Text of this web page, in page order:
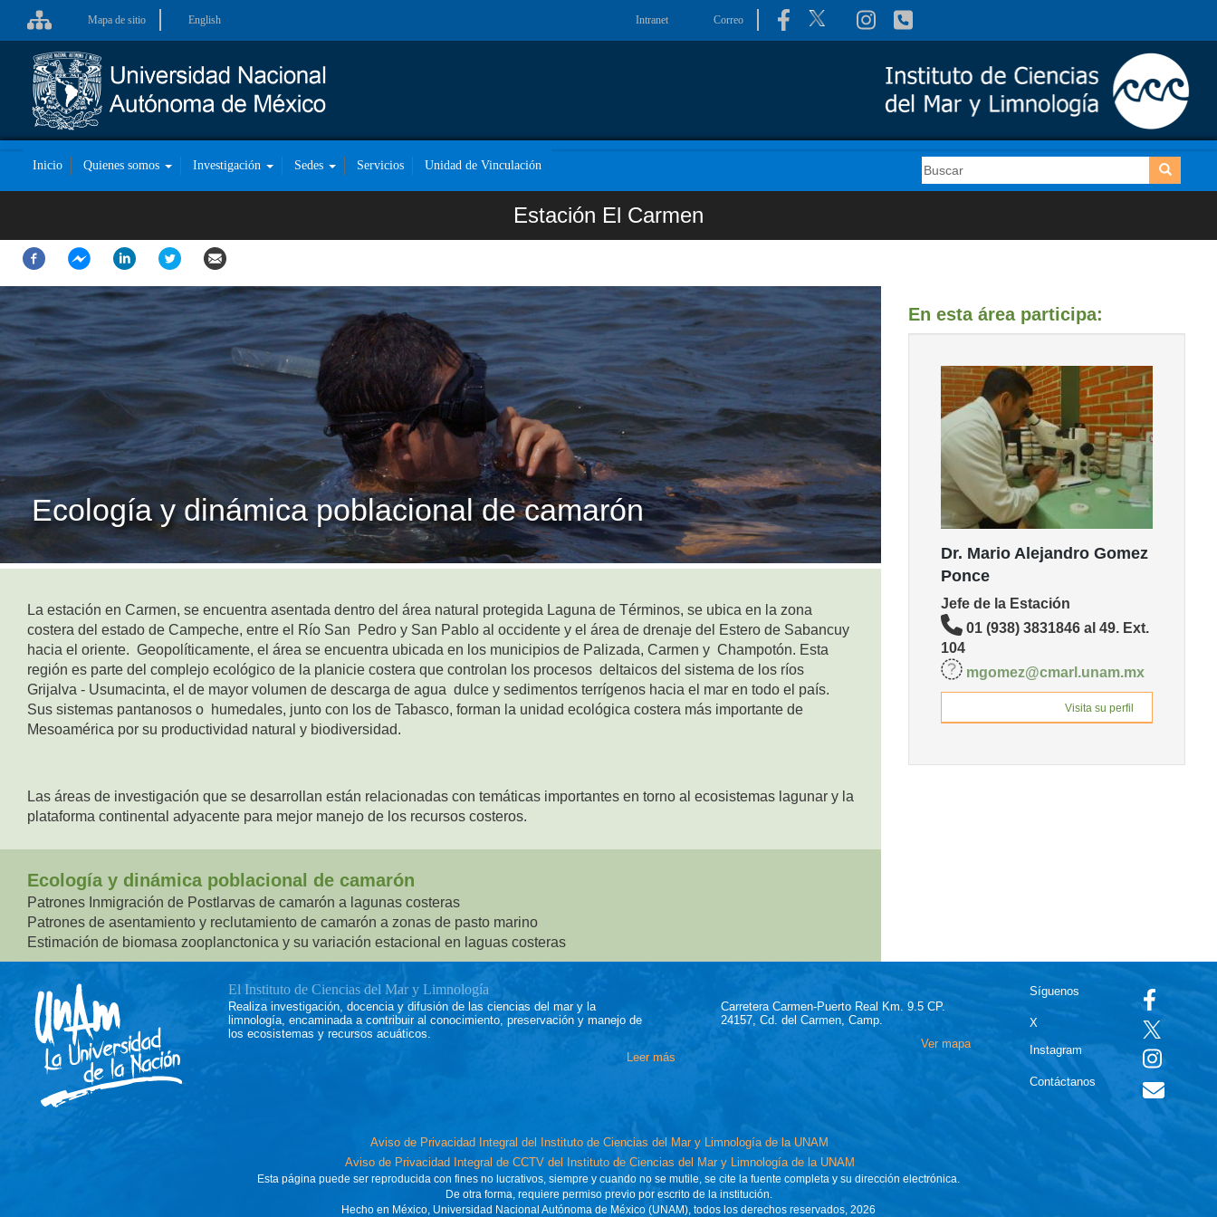
Pasar
contenido
principal
Mapa de sitio English Intranet Correo
Inicio Quienes somos Investigación Sedes Servicios Unidad de Vinculación Buscar Buscar
Estación El Carmen
Ecología y dinámica poblacional de camarón
La estación en Carmen, se encuentra asentada dentro del área natural protegida Laguna de Términos, se ubica en la zona
costera del estado de Campeche, entre el Río San Pedro y San Pablo al occidente y el área de drenaje del Estero de Sabancuy
hacia el oriente. Geopolíticamente, el área se encuentra ubicada en los municipios de Palizada, Carmen y Champotón. Esta
región es parte del complejo ecológico de la planicie costera que controlan los procesos deltaicos del sistema de los ríos
Grijalva - Usumacinta, el de mayor volumen de descarga de agua dulce y sedimentos terrígenos hacia el mar en todo el país.
Sus sistemas pantanosos o humedales, junto con los de Tabasco, forman la unidad ecológica costera más importante de
Mesoamérica por su productividad natural y biodiversidad.
Las áreas de investigación que se desarrollan están relacionadas con temáticas importantes en torno al ecosistemas lagunar y la
plataforma continental adyacente para mejor manejo de los recursos costeros.
Ecología y dinámica poblacional de camarón
Patrones Inmigración de Postlarvas de camarón a lagunas costeras
Patrones de asentamiento y reclutamiento de camarón a zonas de pasto marino
Estimación de biomasa zooplanctonica y su variación estacional en laguas costeras
En esta área participa:
Dr. Mario Alejandro Gomez
Ponce
Jefe de la Estación
01 (938) 3831846 al 49. Ext.
104
mgomez@cmarl.unam.mx
Visita su perfil
El Instituto de Ciencias del Mar y Limnología
Realiza investigación, docencia y difusión de las ciencias del mar y la
limnología, encaminada a contribuir al conocimiento, preservación y manejo de
los ecosistemas y recursos acuáticos.
Leer más
Carretera Carmen-Puerto Real Km. 9.5 CP.
24157, Cd. del Carmen, Camp.
Ver mapa
Síguenos
X
Instagram
Contáctanos
Aviso de Privacidad Integral del Instituto de Ciencias del Mar y Limnología de la UNAM
Aviso de Privacidad Integral de CCTV del Instituto de Ciencias del Mar y Limnología de la UNAM
Esta página puede ser reproducida con fines no lucrativos, siempre y cuando no se mutile, se cite la fuente completa y su dirección electrónica.
De otra forma, requiere permiso previo por escrito de la institución.
Hecho en México, Universidad Nacional Autónoma de México (UNAM), todos los derechos reservados, 2026